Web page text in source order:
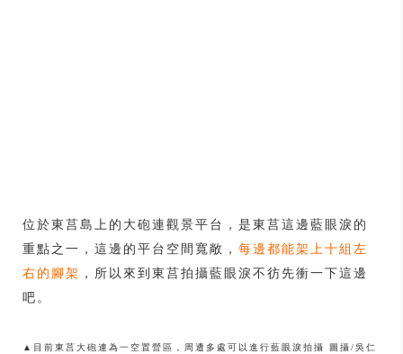
位於東莒島上的大砲連觀景平台，是東莒這邊藍眼淚的
重點之一，這邊的平台空間寬敞， 每邊都能架上十組左
右的腳架 ，所以來到東莒拍攝藍眼淚不彷先衝一下這邊
吧。
▲目前東莒大砲連為一空置營區，周遭多處可以進行藍眼淚拍攝 圖攝/吳仁